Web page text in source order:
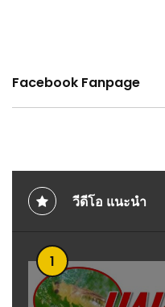
Facebook Fanpage
วีดีโอ แนะนำ
1